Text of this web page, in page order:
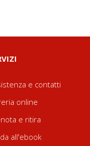
e contatti
online
e ritira
all'ebook